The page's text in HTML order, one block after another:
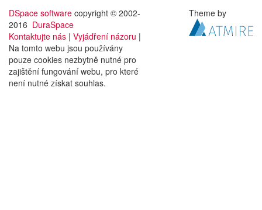
DSpace software copyright © 2002-
2016 DuraSpace
Kontaktujte nás | Vyjádření názoru |
Na tomto webu jsou používány
pouze cookies nezbytně nutné pro
zajištění fungování webu, pro které
není nutné získat souhlas.
Theme by